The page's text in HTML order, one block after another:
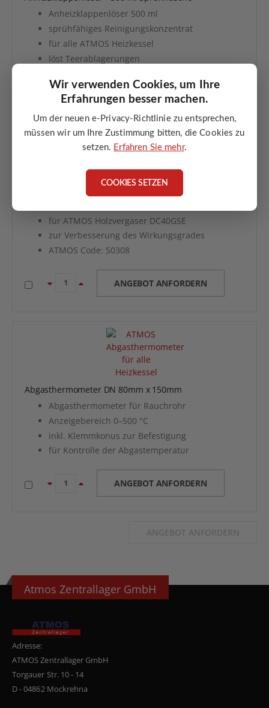
Wir verwenden Cookies, um Ihre
Erfahrungen besser machen.
Um der neuen e-Privacy-Richtlinie zu entsprechen,
müssen wir um Ihre Zustimmung bitten, die Cookies zu
setzen. Erfahren Sie mehr.
COOKIES SETZEN
Anheizklappenlöser 500 ml
sprühfähiges Reinigungskonzentrat
für alle ATMOS Heizkessel
löst Teerablagerungen
ANGEBOT ANFORDERN
Abgasturbulator 430mm für DC40GSE
für ATMOS Holzvergaser DC40GSE
zur Verbesserung des Wirkungsgrades
ATMOS Code: S0308
ANGEBOT ANFORDERN
Abgasthermometer DN 80mm x 150mm
Abgasthermometer für Rauchrohr
Anzeigebereich 0–500 °C
inkl. Klemmkonus zur Befestigung
für Kontrolle der Abgastemperatur
ANGEBOT ANFORDERN
ANGEBOT ANFORDERN
Atmos Zentrallager GmbH
Adresse:
ATMOS Zentrallager GmbH
Torgauer Str. 10 - 14
D - 04862 Mockrehna